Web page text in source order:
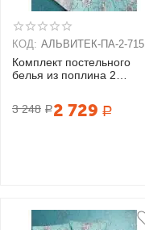
КОД: АЛЬВИТЕК-ПA-2-715
Комплект постельного
белья из поплина 2
3 248 Р 2 729 Р